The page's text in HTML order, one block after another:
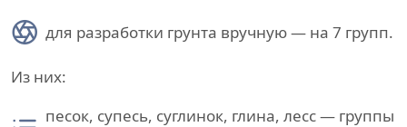
для разработки грунта вручную — на 7 групп.
Из них:
песок, супесь, суглинок, глина, лесс — группы